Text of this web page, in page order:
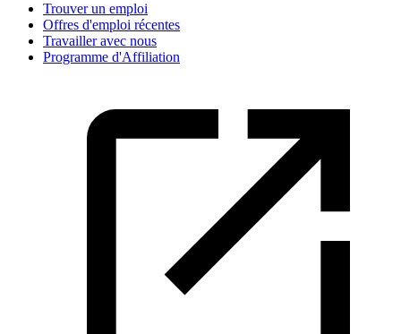
Trouver un emploi
Offres d'emploi récentes
Travailler avec nous
Programme d'Affiliation